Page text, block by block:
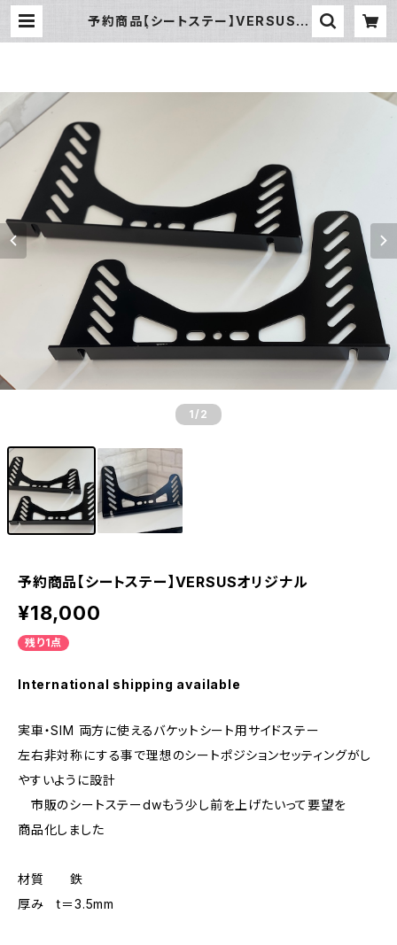
予約商品【シートステー】VERSUSオ
1 /2
予約商品【シートステー】VERSUSオリジナル
¥18,000
残り1点
International shipping available
実車・SIM 両方に使えるバケットシート用サイドステー
左右非対称にする事で理想のシートポジションセッティングがし
やすいように設計
市販のシートステーdwもう少し前を上げたいって要望を
商品化しました
材質 鉄
厚み t＝3.5mm